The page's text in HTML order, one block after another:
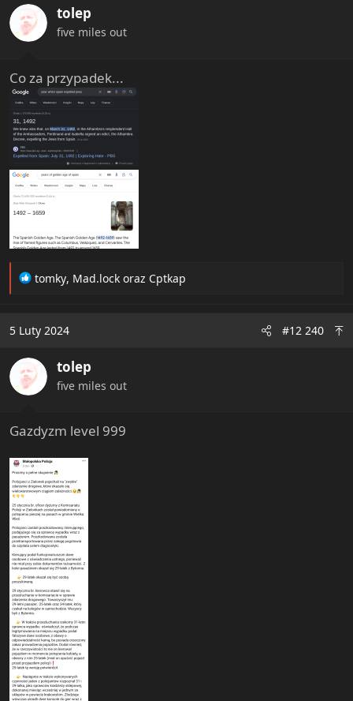
o
n
s
tolep
five miles out
Co za przypadek...
R
t
o
n
s
tomky, Mad.lock oraz Cptkap
5 Luty 2024 #12 240
tolep
five miles out
Gazdyzm level 999